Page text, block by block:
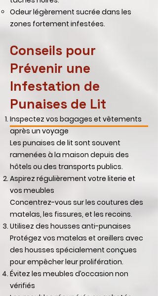
Odeur légèrement sucrée dans les
zones fortement infestées.
Conseils pour
Prévenir une
Infestation de
Punaises de Lit
Inspectez vos bagages et vêtements
après un voyage
Les punaises de lit sont souvent
ramenées à la maison depuis des
hôtels ou des transports publics.
Aspirez régulièrement votre literie et
vos meubles
Concentrez-vous sur les coutures des
matelas, les fissures, et les recoins.
Utilisez des housses anti-punaises
Protégez vos matelas et oreillers avec
des housses spécialement conçues
pour empêcher leur prolifération.
Évitez les meubles d’occasion non
vérifiés